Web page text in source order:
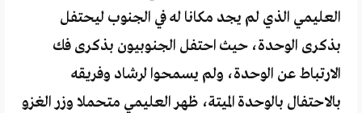
العليمي الذي لم يجد مكانا له في الجنوب ليحتفل
بذكرى الوحدة، حيث احتفل الجنوبيون بذكرى فك
الارتباط عن الوحدة، ولم يسمحوا لرشاد وفريقه
بالاحتفال بالوحدة الميتة، ظهر العليمي متحملا وزر الغزو